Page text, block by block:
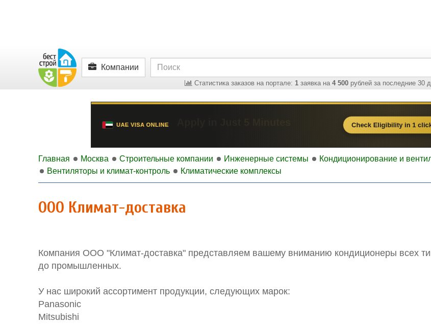
Компании
Статистика заказов на портале: 1 заявка на 4 500 рублей за последние 30
Главная Москва Строительные компании Инженерные системы
Кондиционирование и
Вентиляторы и климат-контроль
Климатические комплексы
ООО Климат-доставка
Компания ООО "Климат-доставка" представляем вашему вниманию кондиционеры всех
до промышленных.
У нас широкий ассортимент продукции, следующих марок:
Panasonic
Mitsubishi